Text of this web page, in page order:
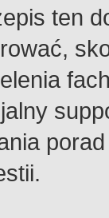
ten